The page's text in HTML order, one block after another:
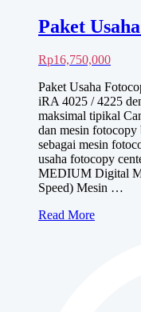
Paket
Rp16,750,000
Paket Usaha
iRA 4025 / 4225
maksimal tipikal
dan mesin fotocopy
sebagai mesin
usaha fotocopy
MEDIUM Digital
Speed) Mesin …
Paket
Read More